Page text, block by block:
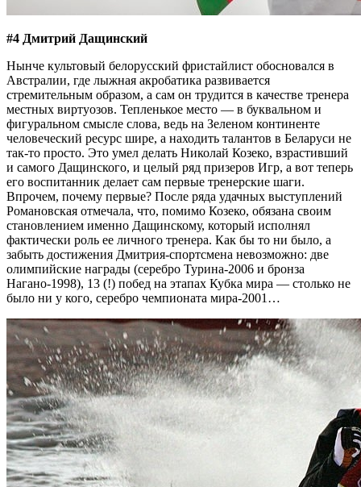
#4 Дмитрий Дащинский
Нынче культовый белорусский фристайлист обосновался в
Австралии, где лыжная акробатика развивается
стремительным образом, а сам он трудится в качестве тренера
местных виртуозов. Тепленькое место — в буквальном и
фигуральном смысле слова, ведь на Зеленом континенте
человеческий ресурс шире, а находить талантов в Беларуси не
так-то просто. Это умел делать Николай Козеко, взрастивший
и самого Дащинского, и целый ряд призеров Игр, а вот теперь
его воспитанник делает сам первые тренерские шаги.
Впрочем, почему первые? После ряда удачных выступлений
Романовская отмечала, что, помимо Козеко, обязана своим
становлением именно Дащинскому, который исполнял
фактически роль ее личного тренера. Как бы то ни было, а
забыть достижения Дмитрия-спортсмена невозможно: две
олимпийские награды (серебро Турина-2006 и бронза
Нагано-1998), 13 (!) побед на этапах Кубка мира — столько не
было ни у кого, серебро чемпионата мира-2001…